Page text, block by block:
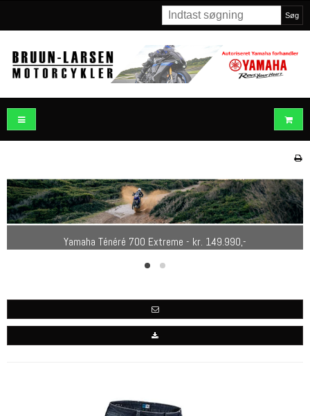
Søg
Yamaha Ténéré 700 Extreme - kr. 149.990,-
Yamaha MT-07 - kr. 95.990,-